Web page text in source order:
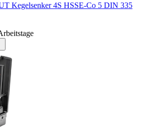
Kegelsenker 4S HSSE-Co 5 DIN 335